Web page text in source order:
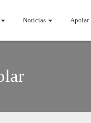
Notícias Apoiar